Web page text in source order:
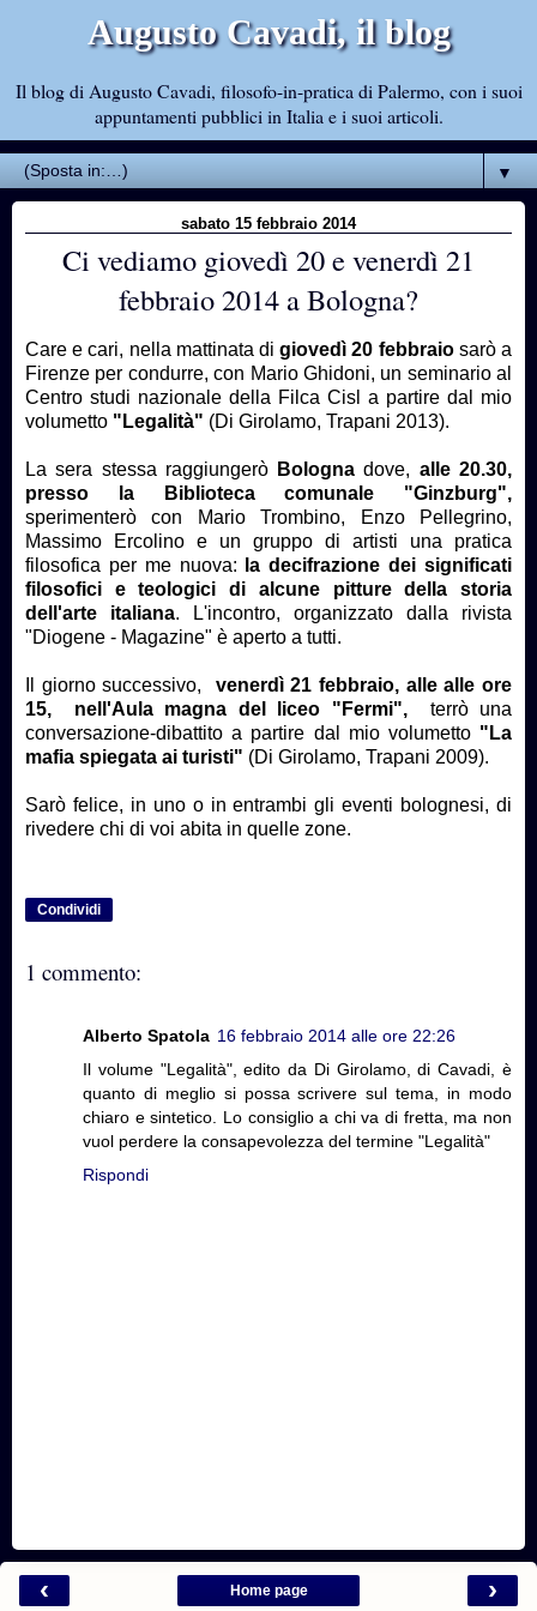
Augusto Cavadi, il blog
Il blog di Augusto Cavadi, filosofo-in-pratica di Palermo, con i suoi
appuntamenti pubblici in Italia e i suoi articoli.
▼
sabato 15 febbraio 2014
Ci vediamo giovedì 20 e venerdì 21
febbraio 2014 a Bologna?
Care e cari, nella mattinata digiovedì 20 febbraiosarò a
Firenze per condurre, con Mario Ghidoni, un seminario al
Centro studi nazionale della Filca Cisl a partire dal mio
volumetto "Legalità" (Di Girolamo, Trapani 2013).
La sera stessa raggiungerò Bolognadove, alle 20.30,
presso la Biblioteca comunale "Ginzburg",
sperimenterò con Mario Trombino, Enzo Pellegrino,
Massimo Ercolino e un gruppo di artisti una pratica
filosofica per me nuova:
la decifrazione dei significati
filosofici e teologici di alcune pitture della storia
dell'arte italiana. L'incontro, organizzato dalla rivista
"Diogene - Magazine" è aperto a tutti.
Il giorno successivo, venerdì 21 febbraio, alle alle ore
15, nell'Aula magna del liceo "Fermi", terrò una
conversazione-dibattito a partire dal mio volumetto "La
mafia spiegata ai turisti" (Di Girolamo, Trapani 2009).
Sarò felice, in uno o in entrambi gli eventi bolognesi, di
rivedere chi di voi abita in quelle zone.
Condividi
1 commento:
Alberto Spatola 16 febbraio 2014 alle ore 22:26
Il volume "Legalità", edito da Di Girolamo, di Cavadi, è
quanto di meglio si possa scrivere sul tema, in modo
chiaro e sintetico. Lo consiglio a chi va di fretta, ma non
vuol perdere la consapevolezza del termine "Legalità"
Rispondi
‹ ›
Home page